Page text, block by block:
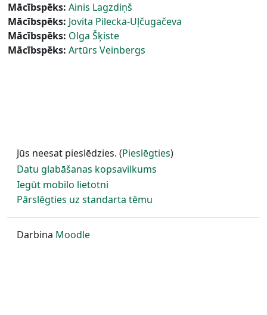
Mācībspēks: Ainis Lagzdiņš
Mācībspēks: Jovita Pilecka-Uļčugačeva
Mācībspēks: Olga Šķiste
Mācībspēks: Artūrs Veinbergs
Jūs neesat pieslēdzies. (Pieslēgties)
Datu glabāšanas kopsavilkums
Iegūt mobilo lietotni
Pārslēgties uz standarta tēmu
Darbina Moodle